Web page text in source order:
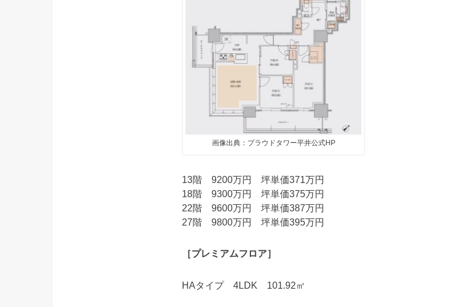
画像出典：プラウドタワー平井公式HP
13階 9200万円 坪単価371万円
18階 9300万円 坪単価375万円
22階 9600万円 坪単価387万円
27階 9800万円 坪単価395万円
［プレミアムフロア］
HAタイプ 4LDK 101.92㎡